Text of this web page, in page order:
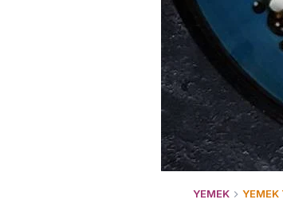
YEMEK YEMEK